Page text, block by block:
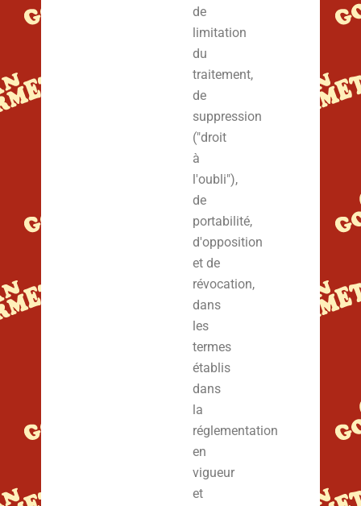
de
limitation
du
traitement,
de
suppression
("droit
à
l'oubli"),
de
portabilité,
d'opposition
et de
révocation,
dans
les
termes
établis
dans
la
réglementation
en
vigueur
et